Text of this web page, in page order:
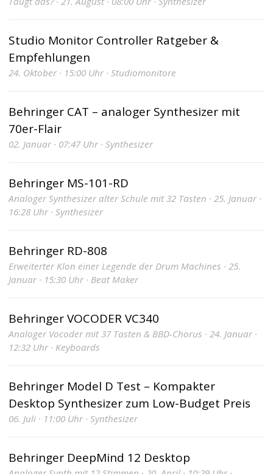
Studio Monitor Controller Ratgeber &
Empfehlungen
24. Oktober · 15:00 Uhr · Studiomonitore
Behringer CAT – analoger Synthesizer mit
70er-Flair
02. Januar · 07:47 Uhr · Synthesizer
Behringer MS-101-RD
Analoger Synthesizer alter Schule mit 32 Tasten · 25. Januar ·
16:28 Uhr · Synthesizer
Behringer RD-808
Erweiterter Klon einer Legende der Drum Machines · 25.
Januar · 15:30 Uhr · Beat Maker
Behringer VOCODER VC340
Analoger Vocoder mit 37 Tasten & BBD-Chorus · 24. Januar ·
12:32 Uhr · Keyboards
Behringer Model D Test – Kompakter
Desktop Synthesizer zum Low-Budget Preis
06. Juli · 11:00 Uhr · Synthesizer
Behringer DeepMind 12 Desktop